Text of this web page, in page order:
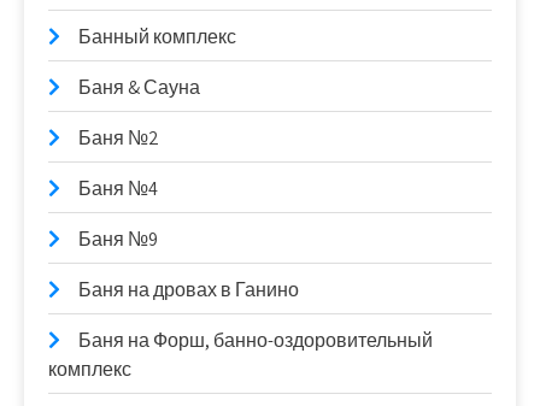
Банный комплекс
Баня & Сауна
Баня №2
Баня №4
Баня №9
Баня на дровах в Ганино
Баня на Форш, банно-оздоровительный
комплекс